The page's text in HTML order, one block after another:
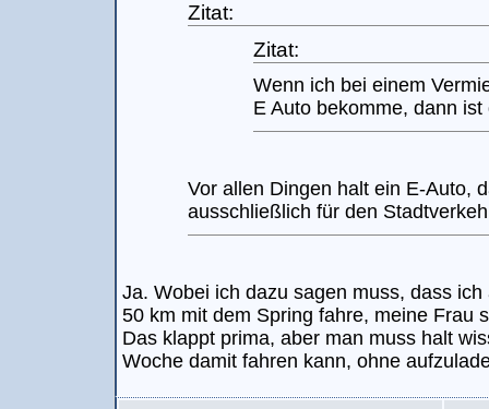
Zitat:
Zitat:
Wenn ich bei einem
E Auto bekomme, dann
Vor allen Dingen halt ein E-Auto,
ausschließlich für den
Ja. Wobei ich dazu sagen muss, dass
50 km mit dem Spring fahre, meine Frau
Das klappt prima, aber man muss halt
Woche damit fahren kann, ohne